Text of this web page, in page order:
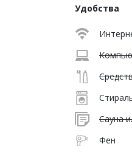
Удобства
Сауна
Фен